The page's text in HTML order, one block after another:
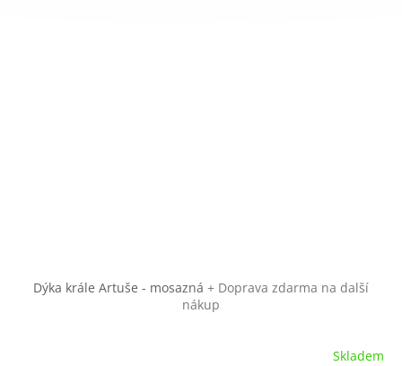
Dýka krále Artuše - mosazná + Doprava zdarma na další
nákup
Skladem